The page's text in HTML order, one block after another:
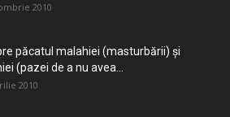
2010
păcatul malahiei (masturbării) şi
(pazei de a nu avea...
2010